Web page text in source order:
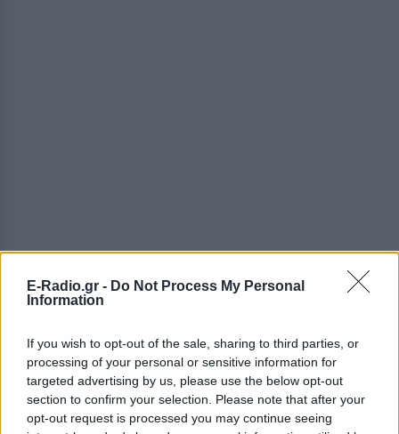
E-Radio.gr - Do Not Process My Personal
Information
If you wish to opt-out of the sale, sharing to third parties, or
processing of your personal or sensitive information for
targeted advertising by us, please use the below opt-out
section to confirm your selection. Please note that after your
opt-out request is processed you may continue seeing
ΔΕΙΤΕ ΕΠΙΣΗΣ
ΣΤΗΝ ΙΔΙΑ ΚΑΤΗΓΟΡΙΑ